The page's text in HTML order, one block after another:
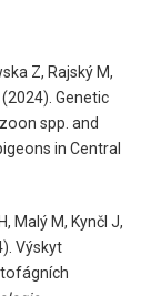
Z, Rajský M,
(2024). Genetic
spp. and
in Central
Malý M, Kynčl J,
Výskyt